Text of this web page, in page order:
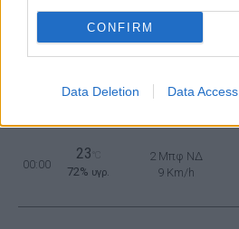
CONFIRM
Data Deletion Data Access
25°C
65%υγρ.
2 Μπφ ΝΔ
9 Km/h
00:00
23
72% υγρ.
2 Μπφ ΝΔ
9 Km/h